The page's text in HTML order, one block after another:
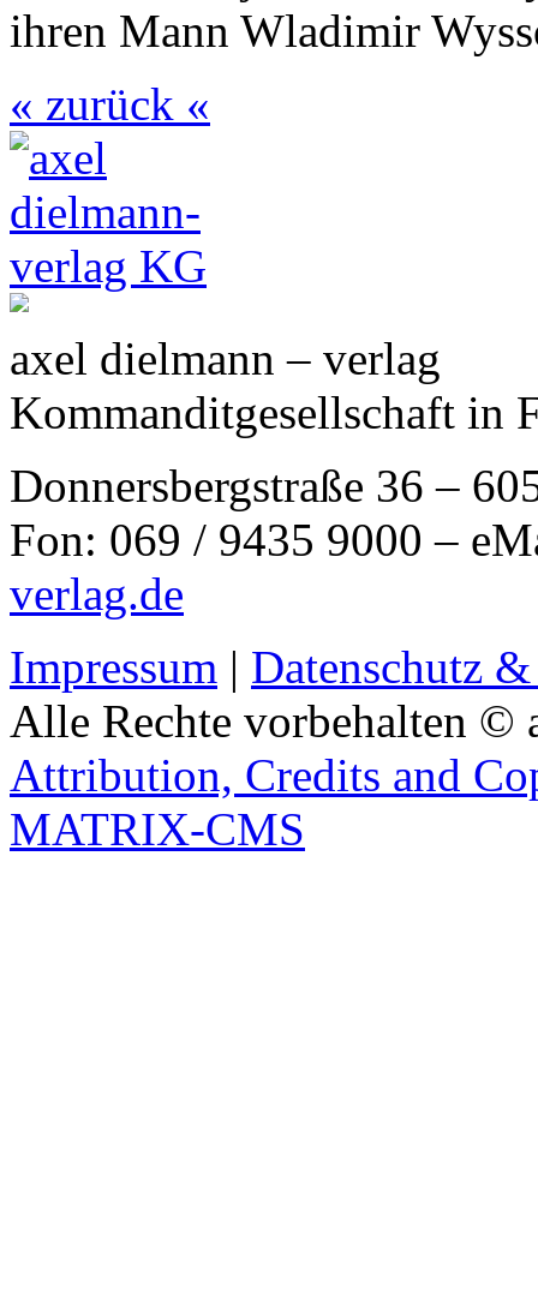
ihren Mann Wladimir
« zurück «
axel dielmann – verlag
Kommanditgesellschaft in
Donnersbergstraße 36 –
Fon: 069 / 9435 9000 –
verlag.de
Impressum | Datenschutz
Alle Rechte vorbehalten ©
Attribution, Credits and
MATRIX-CMS